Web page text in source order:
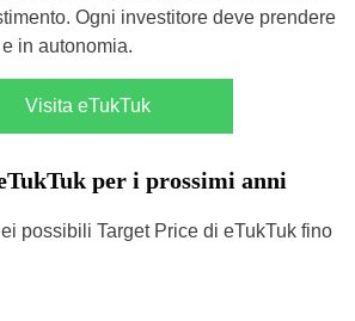
Ogni investitore deve prendere
in autonomia.
Visita eTukTuk
per i prossimi anni
possibili Target Price di eTukTuk fino